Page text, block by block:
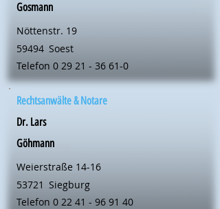
Gosmann
Nöttenstr. 19
59494 Soest
Telefon 0 29 21 - 36 61-0
Rechtsanwälte & Notare
Dr. Lars
Göhmann
Weierstraße 14-16
53721 Siegburg
Telefon 0 22 41 - 96 91 40